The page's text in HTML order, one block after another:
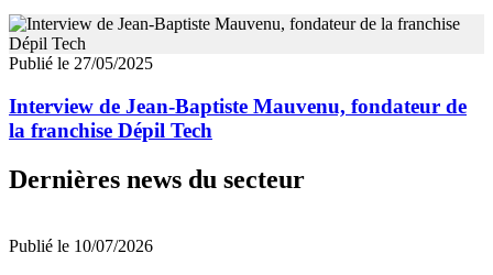
Publié le 27/05/2025
Interview de Jean-Baptiste Mauvenu, fondateur de
la franchise Dépil Tech
Dernières news du secteur
Publié le 10/07/2026